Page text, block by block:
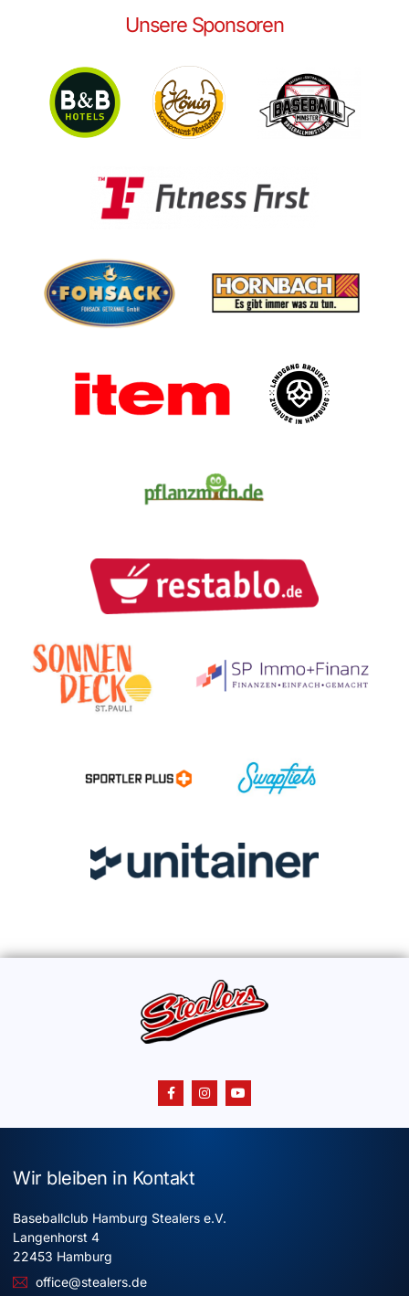
Unsere Sponsoren
Wir bleiben in Kontakt
Baseballclub Hamburg Stealers e.V.
Langenhorst 4
22453 Hamburg
office@stealers.de